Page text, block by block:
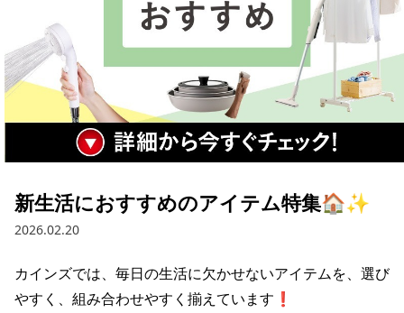
新生活におすすめのアイテム特集🏠✨
2026.02.20
カインズでは、毎日の生活に欠かせない​アイテムを、​選び
やすく、​組み合わせやすく​揃えています❗